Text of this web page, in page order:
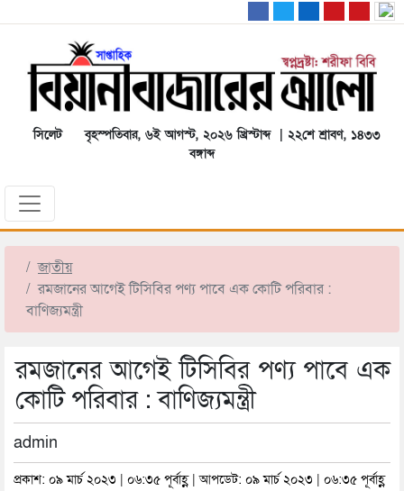
সিলেট
বৃহস্পতিবার, ৬ই আগস্ট, ২০২৬ খ্রিস্টাব্দ | ২২শে শ্রাবণ, ১৪৩৩
বঙ্গাব্দ
জাতীয়
রমজানের আগেই টিসিবির পণ্য পাবে এক কোটি পরিবার :
বাণিজ্যমন্ত্রী
রমজানের আগেই টিসিবির পণ্য পাবে এক
কোটি পরিবার : বাণিজ্যমন্ত্রী
admin
প্রকাশ: ০৯ মার্চ ২০২৩ | ০৬:৩৫ পূর্বাহ্ণ | আপডেট: ০৯ মার্চ ২০২৩ | ০৬:৩৫ পূর্বাহ্ণ